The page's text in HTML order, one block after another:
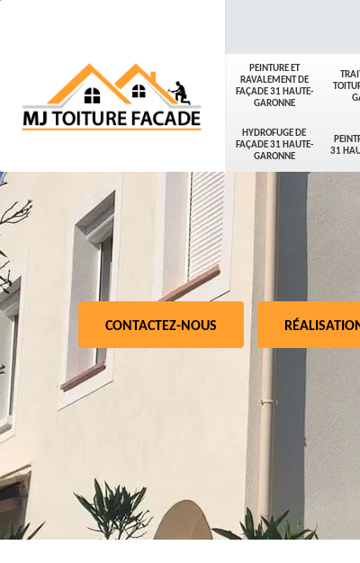
PEINTURE ET
RAVALEMENT DE
FAÇADE 31 HAUTE-
GARONNE
HYDROFUGE DE
FAÇADE 31 HAUTE-
GARONNE
31
CONTACTEZ-NOUS